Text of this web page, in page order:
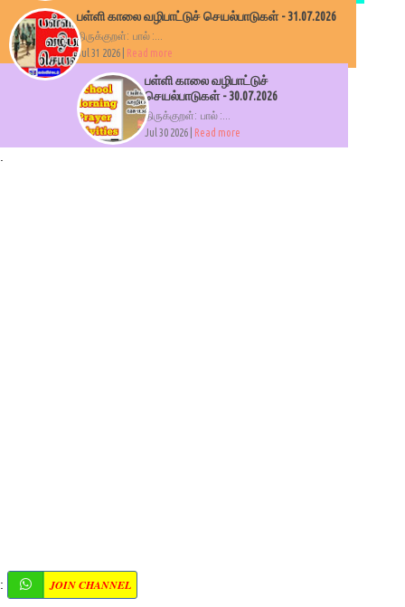
பள்ளி காலை வழிபாட்டுச் செயல்பாடுகள் - 31.07.2026
திருக்குறள்: பால் :...
Jul 31 2026 |
Read more
பள்ளி காலை வழிபாட்டுச்
செயல்பாடுகள் - 30.07.2026
திருக்குறள்: பால் :...
Jul 30 2026 |
Read more
: JOIN CHANNEL